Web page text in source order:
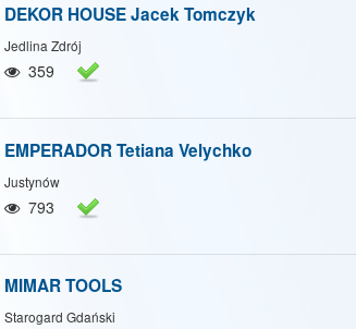
DEKOR HOUSE Jacek Tomczyk
Jedlina Zdrój
359
EMPERADOR Tetiana Velychko
Justynów
793
MIMAR TOOLS
Starogard Gdański